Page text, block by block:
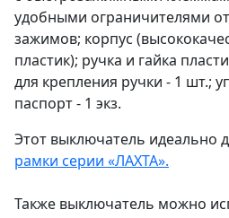
удобными ограничителями
зажимов; корпус
пластик); ручка и гайка
для крепления ручки - 1 шт.;
паспорт - 1 экз.
Этот выключатель идеально
рамки серии «ЛАХТА».
Также выключатель можно